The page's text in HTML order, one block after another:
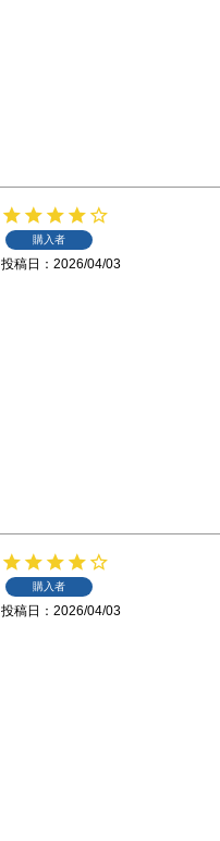
購入者
投稿日 2026/04/03
購入者
投稿日 2026/04/03